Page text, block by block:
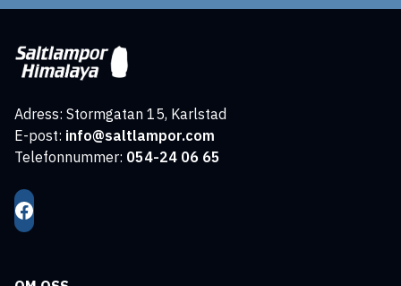
Adress: Stormgatan 15, Karlstad
E-post: info@saltlampor.com
Telefonnummer: 054-24 06 65